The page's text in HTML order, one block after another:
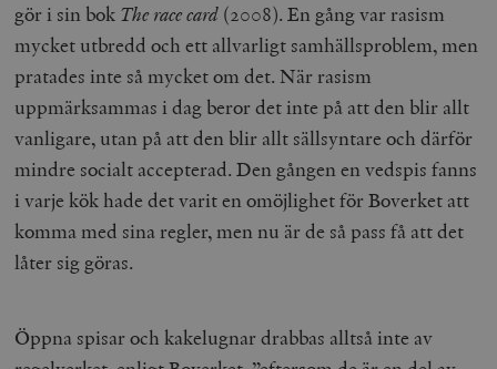
gör i sin bok The race card (2008). En gång var rasism
mycket utbredd och ett allvarligt samhällsproblem, men
pratades inte så mycket om det. När rasism
uppmärksammas i dag beror det inte på att den blir allt
vanligare, utan på att den blir allt sällsyntare och därför
mindre socialt accepterad. Den gången en vedspis fanns
i varje kök hade det varit en omöjlighet för Boverket att
komma med sina regler, men nu är de så pass få att det
låter sig göras.
Öppna spisar och kakelugnar drabbas alltså inte av